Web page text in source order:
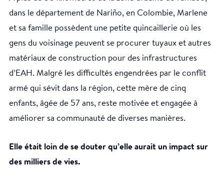
dans le département de Nariño, en Colombie, Marlene
et sa famille possèdent une petite quincaillerie où les
gens du voisinage peuvent se procurer tuyaux et autres
matériaux de construction pour des infrastructures
d’EAH. Malgré les difficultés engendrées par le conflit
armé qui sévit dans la région, cette mère de cinq
enfants, âgée de 57 ans, reste motivée et engagée à
améliorer sa communauté de diverses manières.
Elle était loin de se douter qu’elle aurait un impact sur
des milliers de vies.